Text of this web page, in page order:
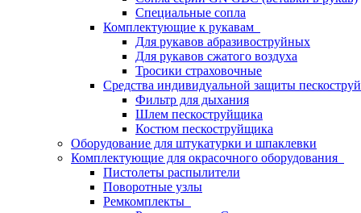
Специальные сопла
Комплектующие к рукавам
Для рукавов абразивоструйных
Для рукавов сжатого воздуха
Тросики страховочные
Средства индивидуальной защиты
Фильтр для дыхания
Шлем пескоструйщика
Костюм пескоструйщика
Оборудование для штукатурки и шпаклевки
Комплектующие для окрасочного оборудования
Пистолеты распылители
Поворотные узлы
Ремкомплекты